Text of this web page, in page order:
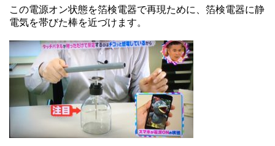
この電源オン状態を箔検電器で再現ために、箔検電器に静
電気を帯びた棒を近づけます。